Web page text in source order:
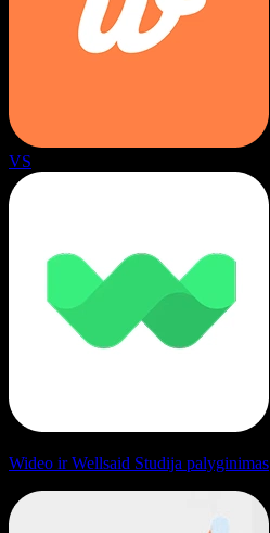
VS
Wideo ir Wellsaid Studija palyginimas